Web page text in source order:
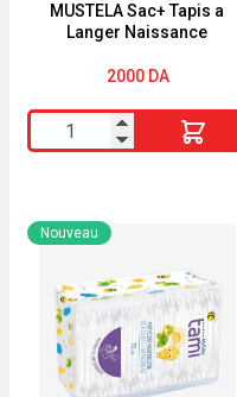
MUSTELA Sac+ Tapis a
Langer Naissance
2000 DA
quantité
de
Sac+
Tapis
Langer
Naissance
Nouveau